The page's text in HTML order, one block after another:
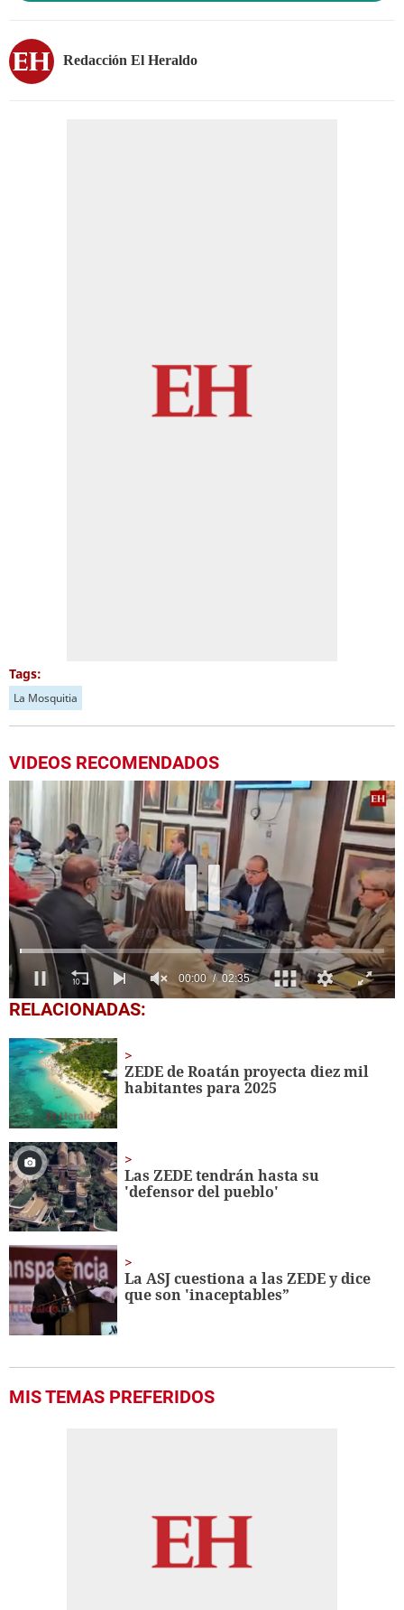
Redacción El Heraldo
Tags:
La Mosquitia
VIDEOS RECOMENDADOS
0
seconds
2
minutes,
35
seconds
RELACIONADAS:
ZEDE de Roatán proyecta diez mil
habitantes para 2025
Las ZEDE tendrán hasta su
'defensor del pueblo'
La ASJ cuestiona a las ZEDE y dice
que son 'inaceptables”
MIS TEMAS PREFERIDOS